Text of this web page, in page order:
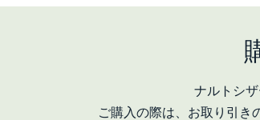
ナルトシ
ご購入の際は、お取り引き